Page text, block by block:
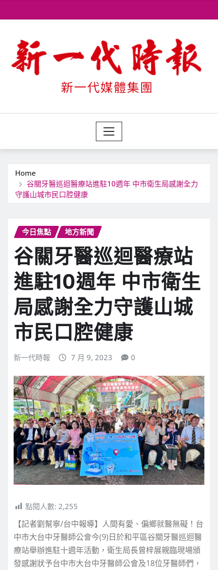
to
Home
谷關牙醫巡迴醫療站進駐10週年 中市衛生局感謝全力
守護山城市民口腔健康
今日焦點 地方新聞
谷關牙醫巡迴醫療站
進駐10週年 中市衛生
局感謝全力守護山城
市民口腔健康
新一代時報 7 月 9, 2023 0
點閱人數: 2,255
【記者劉幫寧/台中報導】人間有愛、偏鄉就醫無礙！台
中市大台中牙醫師公會今(9)日於和平區谷關牙醫巡迴醫
療站舉辦進駐十週年活動，衛生局長曾梓展親臨現場頒
發感謝狀予台中市大台中牙醫師公會及18位牙醫師們，